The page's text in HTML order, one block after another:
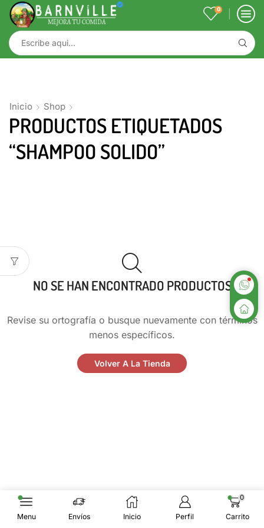
0
Inicio Shop
PRODUCTOS ETIQUETADOS
“SHAMPOO SOLIDO”
NO SE HAN ENCONTRADO PRODUCTOS
Revise su ortografía o busque nuevamente con términos
menos específicos.
Volver A La Tienda
Menu Envíos Inicio Perfil
0
Carrito